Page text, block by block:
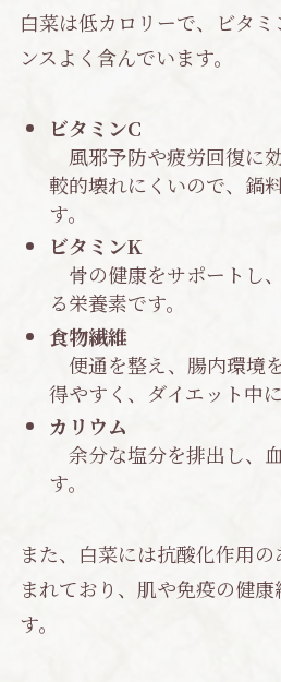
白菜は低カロリーで、ビタ
ンスよく含んでいます。
ビタミンC
風邪予防や疲労回復に
較的壊れにくいので、鍋
す。
ビタミンK
骨の健康をサポートし
る栄養素です。
食物繊維
便通を整え、腸内環境
得やすく、ダイエット中
カリウム
余分な塩分を排出し、
す。
また、白菜には抗酸化作用の
まれており、肌や免疫の健
す。